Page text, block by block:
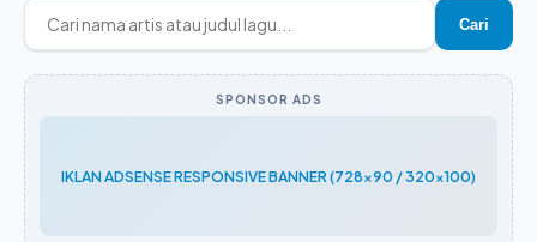
Cari
SPONSOR ADS
IKLAN ADSENSE RESPONSIVE BANNER (728x90 / 320x100)